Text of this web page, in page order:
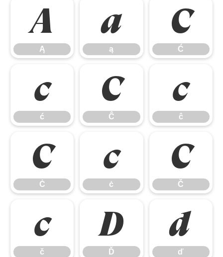
Ą
Ą
ą
ą
Ć
Ć
ć
ć
Ĉ
Ĉ
ĉ
ĉ
Ċ
Ċ
ċ
ċ
Č
Č
č
č
Ď
Ď
ď
ď